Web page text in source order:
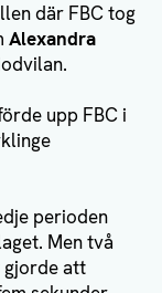
där FBC tog
Alexandra
upp FBC i
perioden
Men två
gjorde att